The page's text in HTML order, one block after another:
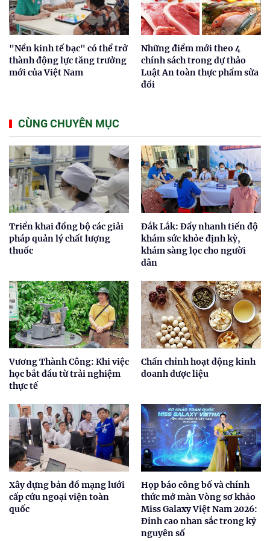
"Nền kinh tế bạc" có thể trở
thành động lực tăng trưởng
mới của Việt Nam
Những điểm mới theo 4
chính sách trong dự thảo
Luật An toàn thực phẩm sửa
đổi
CÙNG CHUYÊN MỤC
Triển khai đồng bộ các giải
pháp quản lý chất lượng
thuốc
Đắk Lắk: Đẩy nhanh tiến độ
khám sức khỏe định kỳ,
khám sàng lọc cho người
dân
Vương Thành Công: Khi việc
học bắt đầu từ trải nghiệm
thực tế
Chấn chỉnh hoạt động kinh
doanh dược liệu
Xây dựng bản đồ mạng lưới
cấp cứu ngoại viện toàn
quốc
Họp báo công bố và chính
thức mở màn Vòng sơ khảo
Miss Galaxy Việt Nam 2026:
Đỉnh cao nhan sắc trong kỷ
nguyên số